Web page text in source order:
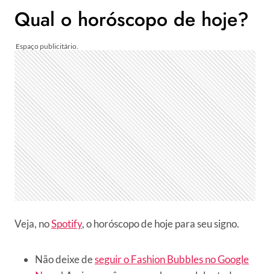
Qual o horóscopo de hoje?
Veja, noSpotify, o horóscopo de hoje para seu signo.
Não deixe deseguir o Fashion Bubbles no Google